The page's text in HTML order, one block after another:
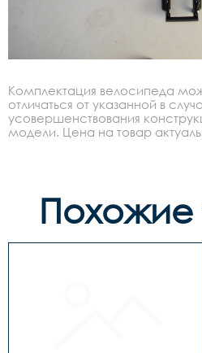
Комплектация велосипеда
отличаться от указанной в
усовершенствования
модели. Цена на товар
Похожие